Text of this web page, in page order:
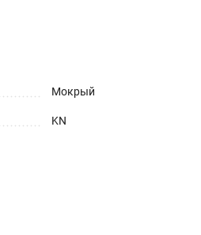
Мокрый
KN